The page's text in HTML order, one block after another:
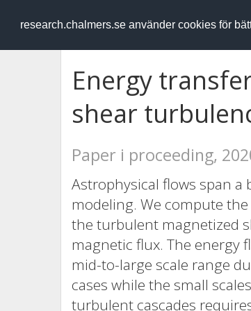
research.chalmers.se använder cookies för
RESEARCH.chalmers.se
Energy
shear
Paper i proceeding,
Astrophysical flows span
modeling. We compute
the turbulent magnetized
magnetic flux. The energy
mid-to-large scale range
cases while the small
turbulent cascades